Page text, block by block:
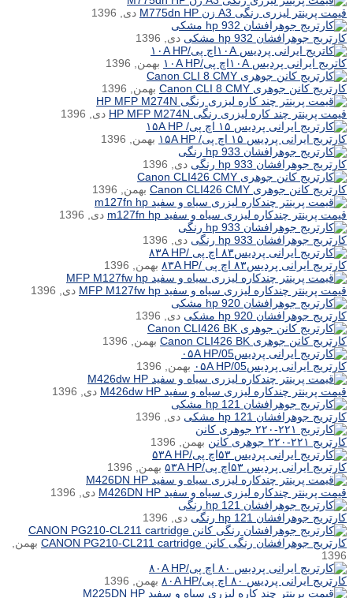
قیمت پرینتر لیزری رنگی A3 زن M775dn HP
دی, 1396
کارتریج جوهرافشان hp 932 مشکی
دی, 1396
کاتریج ایرانی پردیس ۱۰Aاچ پی/۱۰A HP
بهمن, 1396
کارتریج کانن جوهری Canon CLI 8 CMY
بهمن, 1396
قیمت پرینتر چند کاره لیزری رنگی HP MFP M274N
دی, 1396
کارتریج ایرانی پردیس ۱۵ اچ پی/ ۱۵A HP
بهمن, 1396
کارتریج جوهرافشان hp 933 رنگی
دی, 1396
کارتریج کانن جوهری Canon CLI426 CMY
بهمن, 1396
قیمت پرینتر چندکاره لیزری سیاه و سفید m127fn hp
دی, 1396
کارتریج جوهرافشان hp 933 رنگی
دی, 1396
کارتریج ایرانی پردیس۸۳ اچ پی /۸۳A HP
بهمن, 1396
قیمت پرینتر چندکاره لیزری سیاه و سفید MFP M127fw hp
دی, 1396
کارتریج جوهرافشان hp 920 مشکی
دی, 1396
کارتریج کانن جوهری Canon CLI426 BK
بهمن, 1396
کارتریج ایرانی پردیس۰۵A HP/05
بهمن, 1396
قیمت پرینتر چندکاره لیزری سیاه و سفید M426dw HP
دی, 1396
کارتریج جوهرافشان hp 121 مشکی
دی, 1396
کارتریج ۲۲۱-۲۲۰ جوهری کانن
بهمن, 1396
کارتریج ایرانی پردیس ۵۳اچ پی/۵۳A HP
بهمن, 1396
قیمت پرینتر چندکاره لیزری سیاه و سفید M426DN HP
دی, 1396
کارتریج جوهرافشان hp 121 رنگی
دی, 1396
کارتریج جوهرافشان رنگی کانن CANON PG210-CL211 cartridge
بهمن,
1396
کارتریج ایرانی پردیس ۸۰ اچ پی/۸۰A HP
بهمن, 1396